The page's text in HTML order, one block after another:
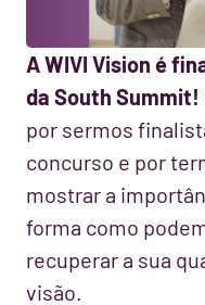
A WIVI Vision é
da South Summit!
por sermos
concurso e por
mostrar a
forma como
recuperar a sua
visão.